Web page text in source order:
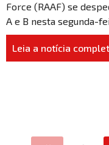
Force (RAAF) se
A e B nesta segunda-
Leia a notícia